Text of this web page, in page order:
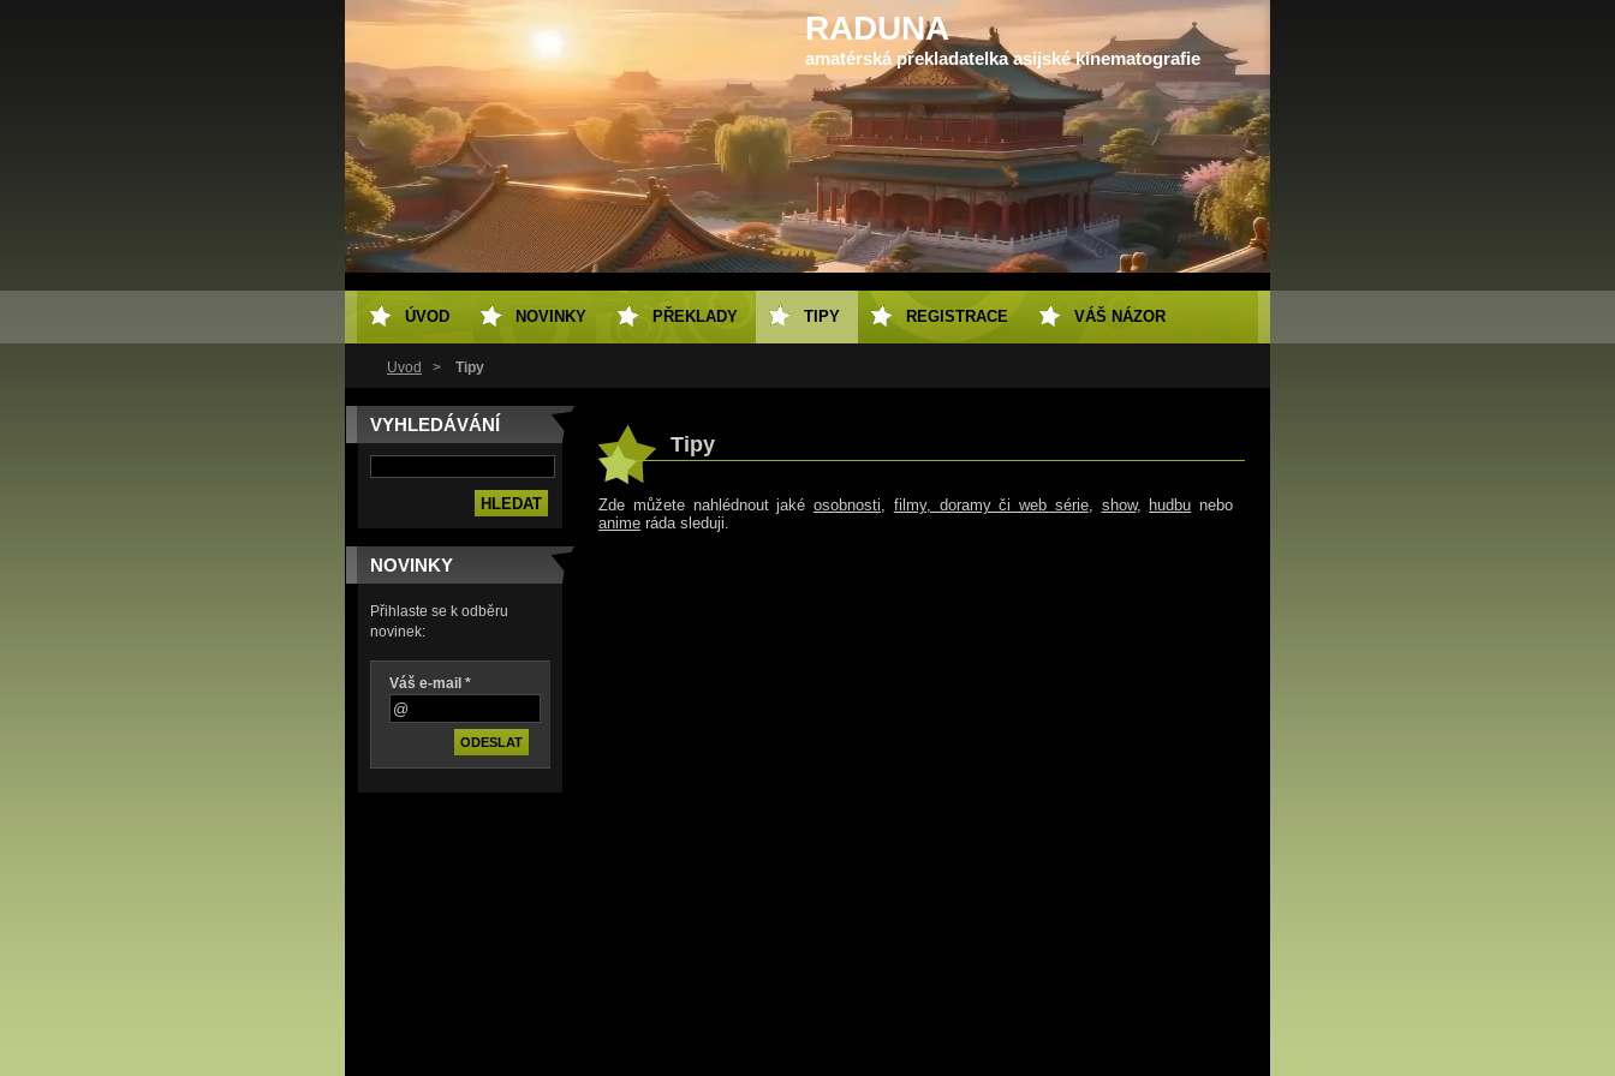
RADUNA
amatérská překladatelka asijské kinematografie
Úvod > Tipy
VYHLEDÁVÁNÍ
NOVINKY
Přihlaste se k odběru
novinek:
Váš e-mail *
Tipy
Zde můžete nahlédnout jaké osobnosti, filmy, doramy či web série, show, hudbu nebo
anime ráda sleduji.
ÚVOD NOVINKY PŘEKLADY TIPY REGISTRACE VÁŠ NÁZOR